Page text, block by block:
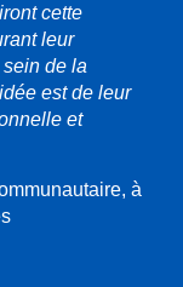
cette
leur
de la
est de leur
et
à